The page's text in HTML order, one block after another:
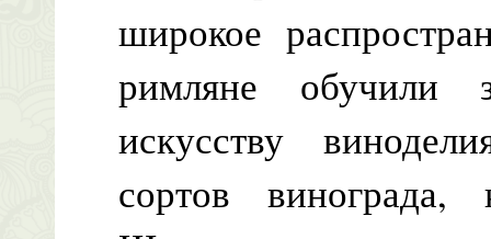
широкое
римляне обучили
искусству
сортов